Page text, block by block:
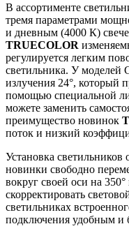
В ассортименте
тремя параметрами
и дневным (4000 К)
TRUECOLOR
регулируется легким
светильника. У моделей
излучения 24°, который
помощью специальной
можете заменить
преимущество новинок
поток и низкий
Установка светильников
новинки свободно
вокруг своей оси на
скорректировать
светильниках
подключения удобным и